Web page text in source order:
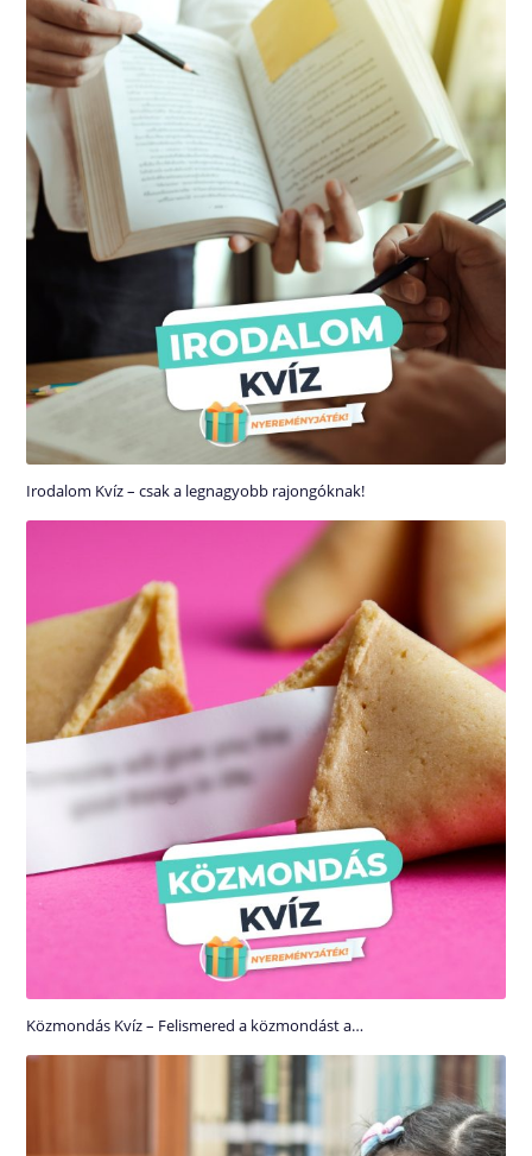
Irodalom Kvíz – csak a legnagyobb rajongóknak!
Közmondás Kvíz – Felismered a közmondást a…